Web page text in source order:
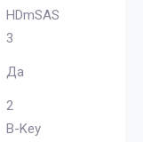
HDmSAS
3
Да
2
B-Key